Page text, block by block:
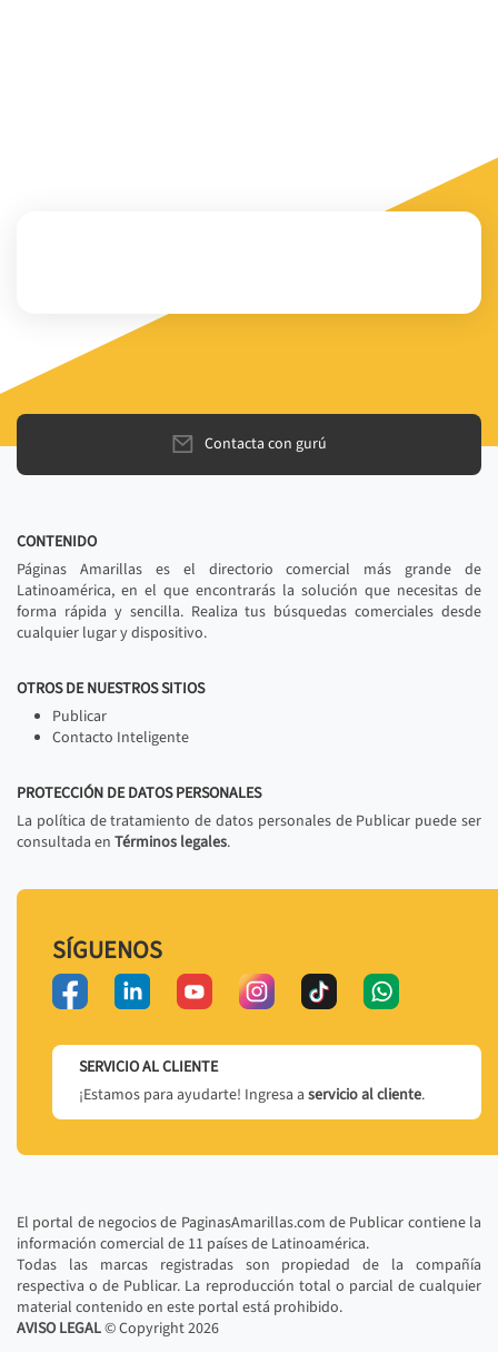
Contacta con gurú
CONTENIDO
Páginas Amarillas es el directorio comercial más grande de
Latinoamérica, en el que encontrarás la solución que necesitas de
forma rápida y sencilla. Realiza tus búsquedas comerciales desde
cualquier lugar y dispositivo.
OTROS DE NUESTROS SITIOS
Publicar
Contacto Inteligente
PROTECCIÓN DE DATOS PERSONALES
La política de tratamiento de datos personales de Publicar puede ser
consultada en Términos legales.
SÍGUENOS
SERVICIO AL CLIENTE
¡Estamos para ayudarte! Ingresa a servicio al cliente.
El portal de negocios de PaginasAmarillas.com de Publicar contiene la
información comercial de 11 países de Latinoamérica.
Todas las marcas registradas son propiedad de la compañía
respectiva o de Publicar. La reproducción total o parcial de cualquier
material contenido en este portal está prohibido.
AVISO LEGAL© Copyright2026